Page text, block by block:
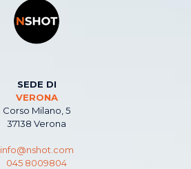
SEDE DI
VERONA
Corso Milano, 5
37138 Verona
info@nshot.com
045 8009804